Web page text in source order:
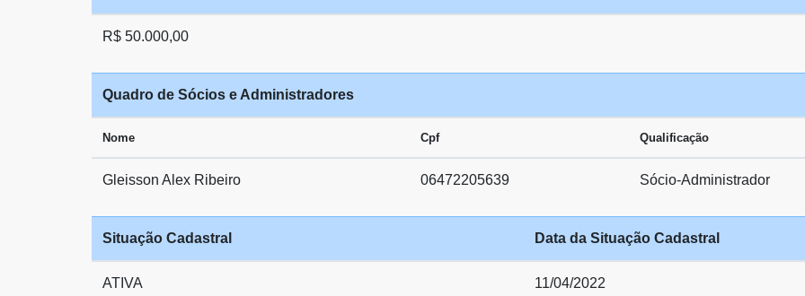
R$ 50.000,00
Quadro de Sócios e Administradores
Nome Cpf Qualificação
Gleisson Alex Ribeiro 06472205639 Sócio-Administrador
Situação Cadastral Data da Situação Cadastral
ATIVA 11/04/2022